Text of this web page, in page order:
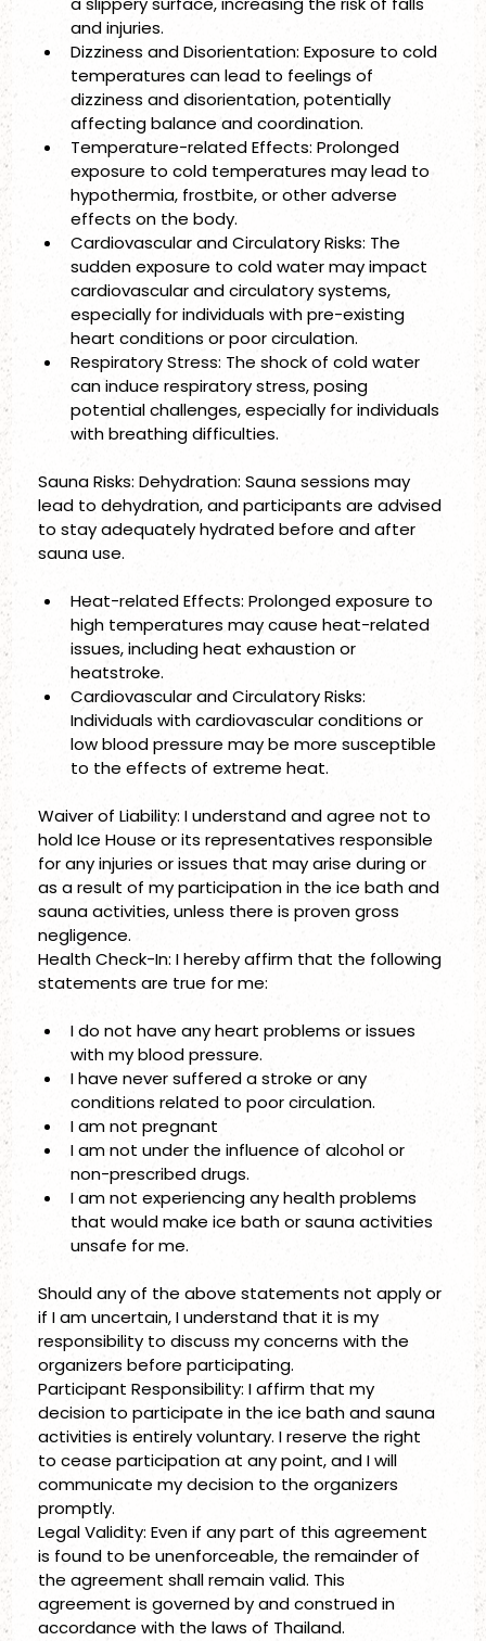
and injuries.
Dizziness and Disorientation: Exposure to cold
temperatures can lead to feelings of
dizziness and disorientation, potentially
affecting balance and coordination.
Temperature-related Effects: Prolonged
exposure to cold temperatures may lead to
hypothermia, frostbite, or other adverse
effects on the body.
Cardiovascular and Circulatory Risks: The
sudden exposure to cold water may impact
cardiovascular and circulatory systems,
especially for individuals with pre-existing
heart conditions or poor circulation.
Respiratory Stress: The shock of cold water
can induce respiratory stress, posing
potential challenges, especially for individuals
with breathing difficulties.
Sauna Risks: Dehydration: Sauna sessions may
lead to dehydration, and participants are advised
to stay adequately hydrated before and after
sauna use.
Heat-related Effects: Prolonged exposure to
high temperatures may cause heat-related
issues, including heat exhaustion or
heatstroke.
Cardiovascular and Circulatory Risks:
Individuals with cardiovascular conditions or
low blood pressure may be more susceptible
to the effects of extreme heat.
Waiver of Liability: I understand and agree not to
hold Ice House or its representatives responsible
for any injuries or issues that may arise during or
as a result of my participation in the ice bath and
sauna activities, unless there is proven gross
negligence.
Health Check-In: I hereby affirm that the following
statements are true for me:
I do not have any heart problems or issues
with my blood pressure.
I have never suffered a stroke or any
conditions related to poor circulation.
I am not pregnant
I am not under the influence of alcohol or
non-prescribed drugs.
I am not experiencing any health problems
that would make ice bath or sauna activities
unsafe for me.
Should any of the above statements not apply or
if I am uncertain, I understand that it is my
responsibility to discuss my concerns with the
organizers before participating.
Participant Responsibility: I affirm that my
decision to participate in the ice bath and sauna
activities is entirely voluntary. I reserve the right
to cease participation at any point, and I will
communicate my decision to the organizers
promptly.
Legal Validity: Even if any part of this agreement
is found to be unenforceable, the remainder of
the agreement shall remain valid. This
agreement is governed by and construed in
accordance with the laws of Thailand.